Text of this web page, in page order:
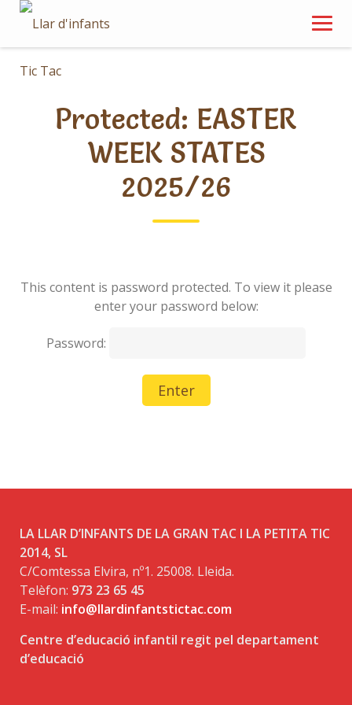
Skip
content
Protected: EASTER
WEEK STATES
2025/26
This content is password protected. To view it please
enter your password below:
Password:
LA LLAR D’INFANTS DE LA GRAN TAC I LA PETITA TIC
2014, SL
C/Comtessa Elvira, nº1. 25008. Lleida.
Telèfon: 973 23 65 45
E-mail: info@llardinfantstictac.com
Centre d’educació infantil regit pel departament
d’educació